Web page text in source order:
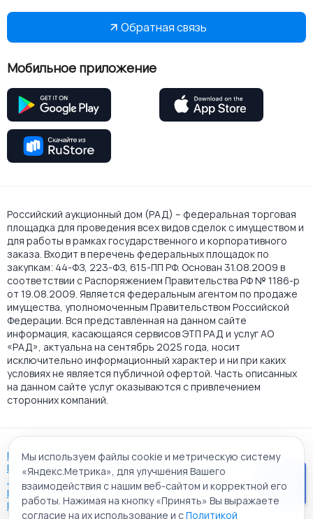
Обратная связь
Мобильное приложение
Российский аукционный дом (РАД) – федеральная торговая
площадка для проведения всех видов сделок с имуществом и
для работы в рамках государственного и корпоративного
заказа. Входит в перечень федеральных площадок по
закупкам: 44-ФЗ, 223-ФЗ, 615-ПП РФ. Основан 31.08.2009 в
соответствии с Распоряжением Правительства РФ № 1186-р
от 19.08.2009. Является федеральным агентом по продаже
имущества, уполномоченным Правительством Российской
Федерации. Вся представленная на данном сайте
информация, касающаяся сервисов ЭТП РАД и услуг АО
«РАД», актуальна на сентябрь 2025 года, носит
исключительно информационный характер и ни при каких
условиях не является публичной офертой. Часть описанных
на данном сайте услуг оказываются с привлечением
сторонних компаний.
Пользовательское соглашение
Политика АО "РАД" в отношении обработки персональных
данных
Политика обработки файлов cookie
Карта сайта
Мы используем файлы cookie и метрическую систему
«Яндекс.Метрика», для улучшения Вашего
взаимодействия с нашим веб-сайтом и корректной его
работы. Нажимая на кнопку «Принять» Вы выражаете
согласие на их использование и сПолитикой